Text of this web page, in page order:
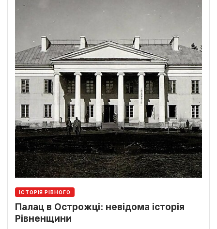
ІСТОРІЯ РІВНОГО
Палац в Острожці: невідома історія
Рівненщини